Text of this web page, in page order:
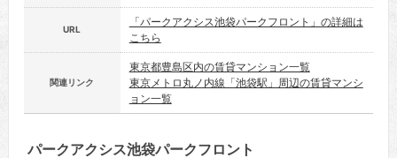
URL
「パークアクシス池袋パークフロント」の詳細は
こちら
関連リンク
東京都豊島区内の賃貸マンション一覧
東京メトロ丸ノ内線「池袋駅」周辺の賃貸マンシ
ョン一覧
パークアクシス池袋パークフロント